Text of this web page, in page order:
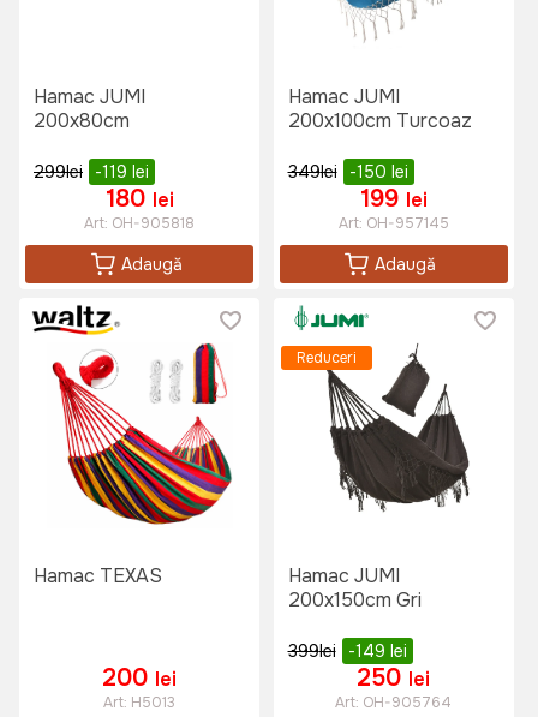
Hamac JUMI
200x80cm
299lei -119 lei
180 lei
Art: OH-905818
Adaugă
Hamac JUMI
200x100cm Turcoaz
349lei -150 lei
199 lei
Art: OH-957145
Adaugă
Hamac TEXAS
200 lei
Art: H5013
Reduceri
Hamac JUMI
200x150cm Gri
399lei -149 lei
250 lei
Art: OH-905764